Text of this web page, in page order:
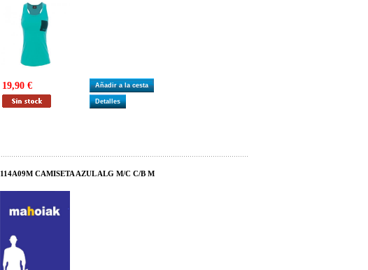
19,90 € Añadir a la cesta
Detalles
114A09M CAMISETA AZUL ALG M/C C/B M